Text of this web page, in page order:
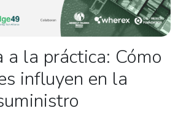
a la práctica: Cómo
influyen en la